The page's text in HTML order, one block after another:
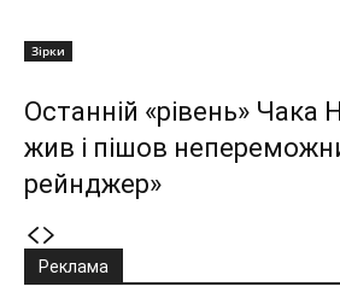
Зірки
Останній «рівень» Чака
жив і пішов
рейнджер»
Реклама